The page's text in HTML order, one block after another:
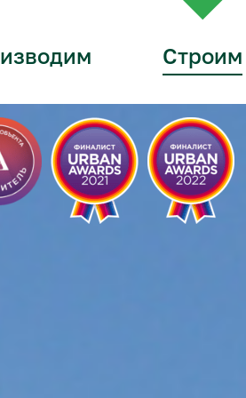
Строим